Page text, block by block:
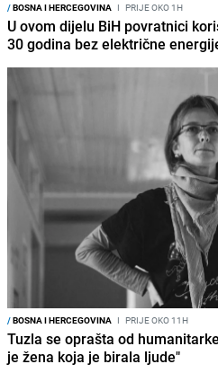
/BOSNA I HERCEGOVINA I PRIJE OKO 1H
U ovom dijelu BiH povratnici
30 godina bez električne
/BOSNA I HERCEGOVINA I PRIJE OKO 11H
Tuzla se oprašta od
je žena koja je birala ljude"